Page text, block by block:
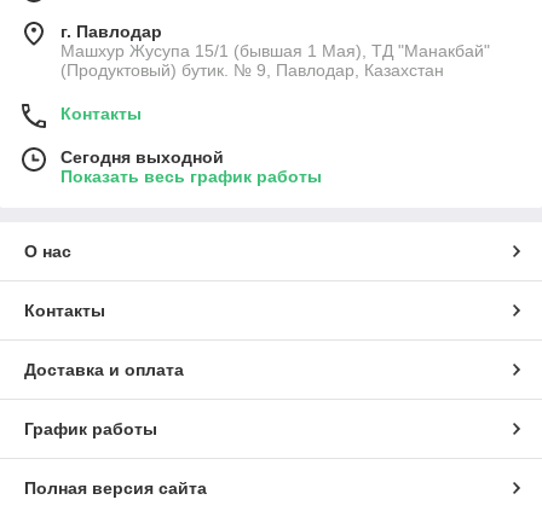
г. Павлодар
Машхур Жусупа 15/1 (бывшая 1 Мая), ТД "Манакбай"
(Продуктовый) бутик. № 9, Павлодар, Казахстан
Контакты
Сегодня выходной
Показать весь график работы
О нас
Контакты
Доставка и оплата
График работы
Полная версия сайта